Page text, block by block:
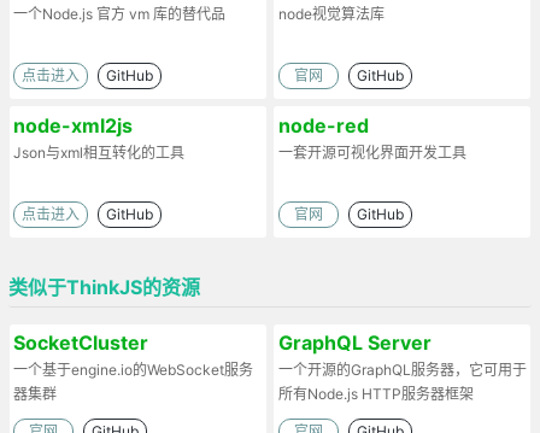
一个Node.js 官方 vm 库的替代品
点击进入 GitHub
node视觉算法库
官网 GitHub
node-xml2js
Json与xml相互转化的工具
点击进入 GitHub
node-red
一套开源可视化界面开发工具
官网 GitHub
类似于ThinkJS的资源
SocketCluster
一个基于engine.io的WebSocket服务
器集群
GraphQL Server
一个开源的GraphQL服务器，它可用于
所有Node.js HTTP服务器框架